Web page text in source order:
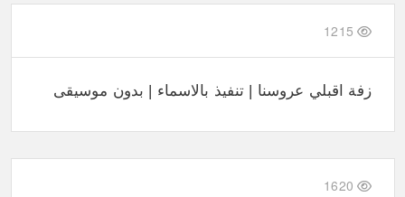
1215
زفة اقبلي عروسنا | تنفيذ بالاسماء | بدون موسيقى
1620